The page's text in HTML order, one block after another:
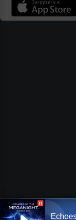
П